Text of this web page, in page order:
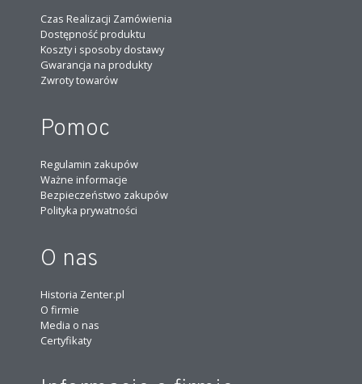
Czas Realizacji Zamówienia
Dostępność produktu
Koszty i sposoby dostawy
Gwarancja na produkty
Zwroty towarów
Pomoc
Regulamin zakupów
Ważne informacje
Bezpieczeństwo zakupów
Polityka prywatności
O nas
Historia Zenter.pl
O firmie
Media o nas
Certyfikaty